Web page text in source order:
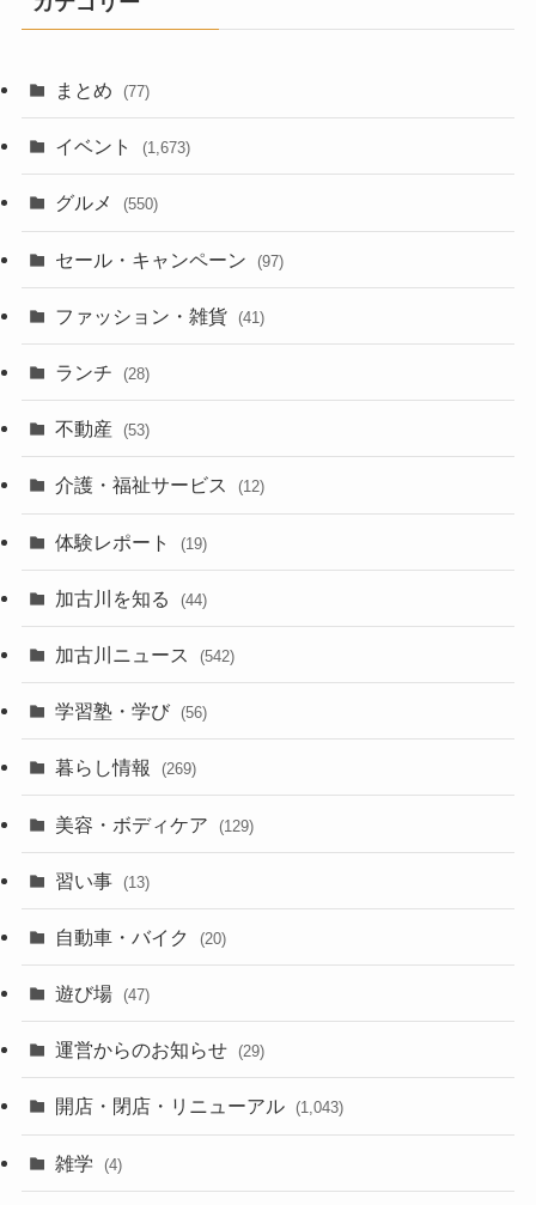
まとめ (77)
イベント (1,673)
グルメ (550)
セール・キャンペーン (97)
ファッション・雑貨 (41)
ランチ (28)
不動産 (53)
介護・福祉サービス (12)
体験レポート (19)
加古川を知る (44)
加古川ニュース (542)
学習塾・学び (56)
暮らし情報 (269)
美容・ボディケア (129)
習い事 (13)
自動車・バイク (20)
遊び場 (47)
運営からのお知らせ (29)
開店・閉店・リニューアル (1,043)
雑学 (4)